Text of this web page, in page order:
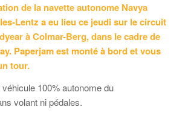
de la navette autonome Navya
Lentz a eu lieu ce jeudi sur le circuit
à Colmar-Berg, dans le cadre de
Paperjam est monté à bord et vous
tour.
véhicule 100% autonome du
volant ni pédales.